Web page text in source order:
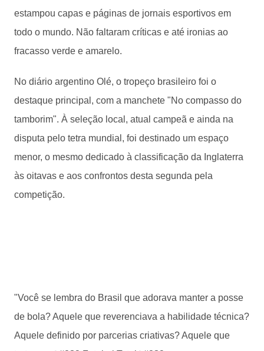
estampou capas e páginas de jornais esportivos em
todo o mundo. Não faltaram críticas e até ironias ao
fracasso verde e amarelo.
No diário argentino Olé, o tropeço brasileiro foi o
destaque principal, com a manchete "No compasso do
tamborim". À seleção local, atual campeã e ainda na
disputa pelo tetra mundial, foi destinado um espaço
menor, o mesmo dedicado à classificação da Inglaterra
às oitavas e aos confrontos desta segunda pela
competição.
"Você se lembra do Brasil que adorava manter a posse
de bola? Aquele que reverenciava a habilidade técnica?
Aquele definido por parcerias criativas? Aquele que